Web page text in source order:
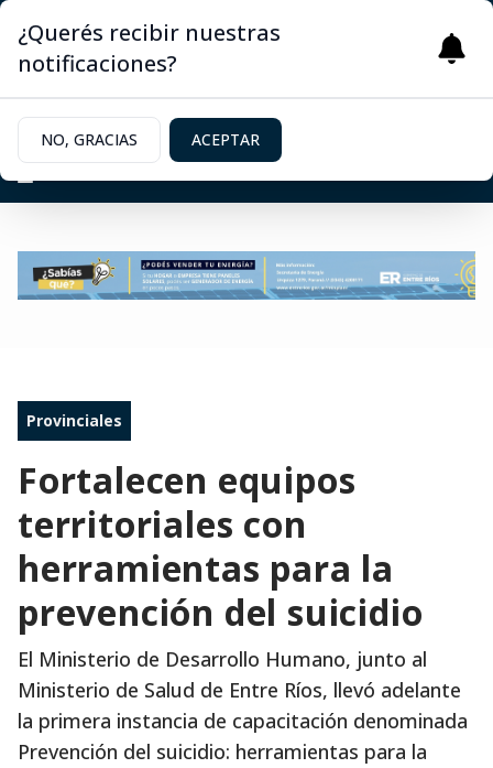
Provinciales
Fortalecen equipos
territoriales con
herramientas para la
prevención del suicidio
El Ministerio de Desarrollo Humano, junto al
Ministerio de Salud de Entre Ríos, llevó adelante
la primera instancia de capacitación denominada
Prevención del suicidio: herramientas para la
¿Querés recibir nuestras
notificaciones?
NO, GRACIAS ACEPTAR